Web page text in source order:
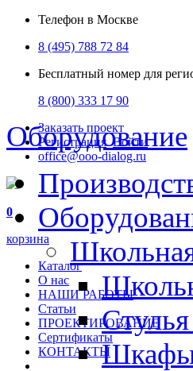
Телефон в Москве
8 (495) 788 72 84
Бесплатный номер для
8 (800) 333 17 90
Заказать проект
Регистрация Войти
office@ooo-dialog.ru
0
корзина
Каталог
О нас
НАШИ РАБОТЫ
Статьи
ПРОЕКТИРОВАНИЕ
Сертификаты
КОНТАКТЫ
Оборудование
Шкафы